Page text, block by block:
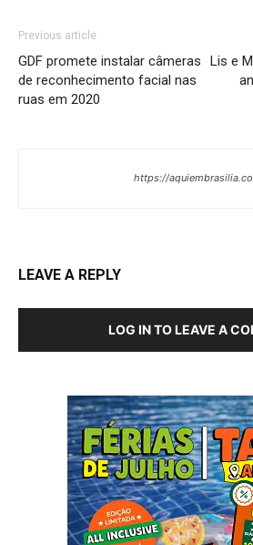
Previous article
GDF promete instalar câmeras
de reconhecimento facial nas
ruas em 2020
Lis e
https://
LEAVE A REPLY
LOG IN TO LEAVE A